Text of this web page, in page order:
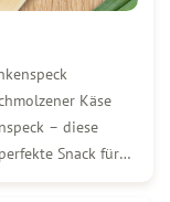
Käse
– diese
Snack für